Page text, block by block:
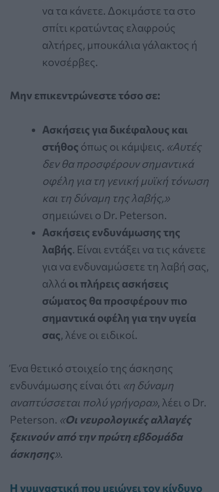
να τα κάνετε. Δοκιμάστε τα στο
σπίτι κρατώντας ελαφρούς
αλτήρες, μπουκάλια γάλακτος ή
κονσέρβες.
Μην επικεντρώνεστε τόσο σε:
Ασκήσεις για δικέφαλους και
στήθος όπως οι κάμψεις. «Αυτές
δεν θα προσφέρουν σημαντικά
οφέλη για τη γενική μυϊκή τόνωση
και τη δύναμη της λαβής,»
σημειώνει ο Dr. Peterson.
Ασκήσεις ενδυνάμωσης της
λαβής. Είναι εντάξει να τις κάνετε
για να ενδυναμώσετε τη λαβή σας,
αλλά οι πλήρεις ασκήσεις
σώματος θα προσφέρουν πιο
σημαντικά οφέλη για την υγεία
σας, λένε οι ειδικοί.
Ένα θετικό στοιχείο της άσκησης
ενδυνάμωσης είναι ότι «η δύναμη
αναπτύσσεται πολύ γρήγορα», λέει ο Dr.
Peterson. «Οι νευρολογικές αλλαγές
ξεκινούν από την πρώτη εβδομάδα
άσκησης».
Η γυμναστική που μειώνει τον κίνδυνο